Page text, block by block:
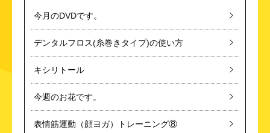
今月のDVDです。
デンタルフロス(糸巻きタイプ)の使い方
キシリトール
今週のお花です。
表情筋運動（顔ヨガ）トレーニング⑧